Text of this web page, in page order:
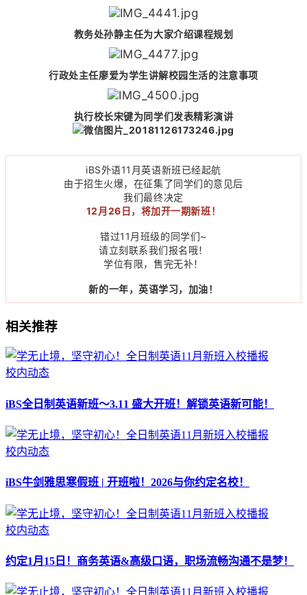
教务处孙静主任为大家介绍课程规划
行政处主任廖爱为学生讲解校园生活的注意事项
执行校长宋键为同学们发表精彩演讲
iBS外语11月英语新班已经起航
由于招生火爆，在征集了同学们的意见后
我们最终决定
12月26日，将加开一期新班！
错过11月班级的同学们~
请立刻联系我们报名哦！
学位有限，售完无补！
新的一年，英语学习，加油！
相关推荐
校内动态
iBS全日制英语新班～3.11 盛大开班！解锁英语新可能！
校内动态
iBS牛剑雅思寒假班 | 开班啦！2026与你约定名校！
校内动态
约定1月15日！商务英语&高级口语，职场流畅沟通不是梦！